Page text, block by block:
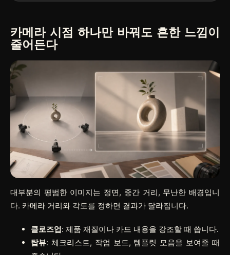
카메라 시점 하나만 바꿔도 흔한 느낌이
줄어든다
대부분의 평범한 이미지는 정면, 중간 거리, 무난한 배경입니
다. 카메라 거리와 각도를 정하면 결과가 달라집니다.
클로즈업: 제품 재질이나 카드 내용을 강조할 때 씁니다.
탑뷰: 체크리스트, 작업 보드, 템플릿 모음을 보여줄 때